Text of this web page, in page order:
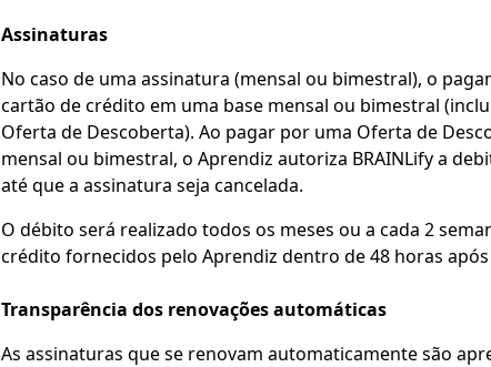
Assinaturas
No caso de uma assinatura (mensal ou bimestral), o
cartão de crédito em uma base mensal ou bimestral
Oferta de Descoberta). Ao pagar por uma Oferta de
mensal ou bimestral, o Aprendiz autoriza BRAINLify a
até que a assinatura seja cancelada.
O débito será realizado todos os meses ou a cada 2
crédito fornecidos pelo Aprendiz dentro de 48 horas
Transparência dos renovações automáticas
As assinaturas que se renovam automaticamente são